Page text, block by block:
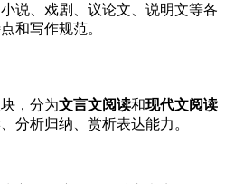
说、戏剧、议论文、说明文等各
和写作规范。
，分为文言文阅读和现代文阅读
分析归纳、赏析表达能力。